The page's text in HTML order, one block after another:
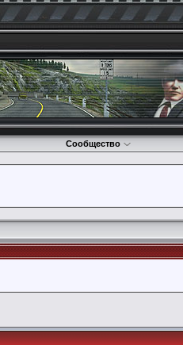
Сообщество